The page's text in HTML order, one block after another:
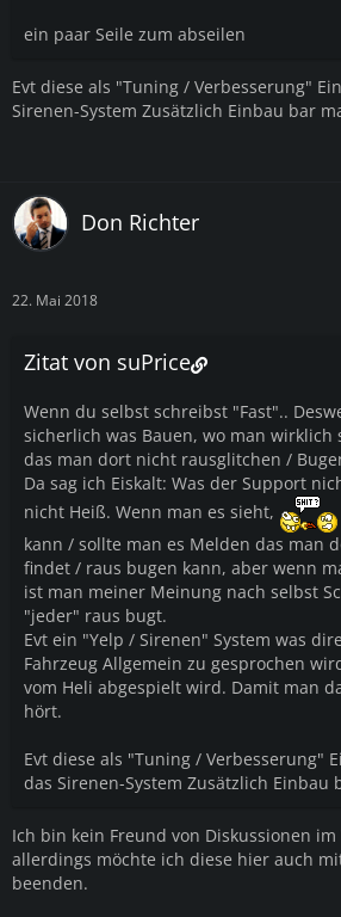
ein paar Seile zum abseilen
Evt diese als "Tuning / Verbesserung"
Sirenen-System Zusätzlich Einbau bar
Don Richter
22. Mai 2018
Zitat von suPrice
Wenn du selbst schreibst "Fast"..
sicherlich was Bauen, wo man wirklich
das man dort nicht rausglitchen /
Da sag ich Eiskalt: Was der Support
nicht Heiß. Wenn man es sieht,
kann / sollte man es Melden das man
findet / raus bugen kann, aber wenn
ist man meiner Meinung nach selbst
"jeder" raus bugt.
Evt ein "Yelp / Sirenen" System was
Fahrzeug Allgemein zu gesprochen
vom Heli abgespielt wird. Damit man
hört.
Evt diese als "Tuning / Verbesserung"
das Sirenen-System Zusätzlich Einbau
Ich bin kein Freund von Diskussionen
allerdings möchte ich diese hier auch
beenden.